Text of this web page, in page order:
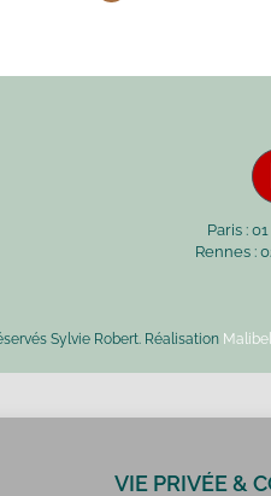
Paris :
Rennes :
Sylvie Robert. Réalisation
VIE PRIVÉE &